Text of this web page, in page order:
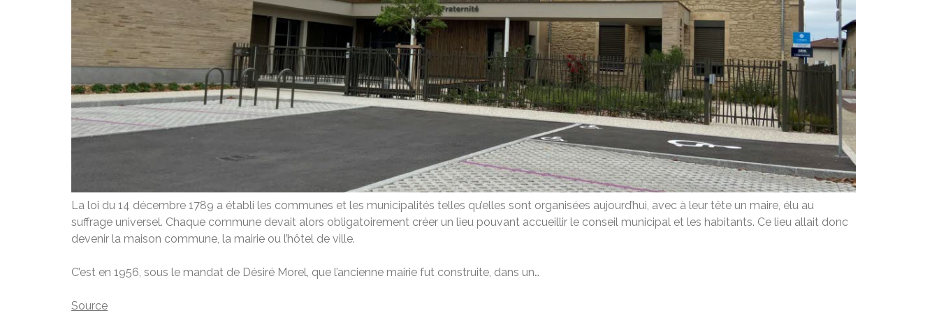
La loi du 14 décembre 1789 a établi les communes et les municipalités telles qu’elles sont organisées aujourd’hui, avec à leur tête un maire, élu au
suffrage universel. Chaque commune devait alors obligatoirement créer un lieu pouvant accueillir le conseil municipal et les habitants. Ce lieu allait donc
devenir la maison commune, la mairie ou l’hôtel de ville.
C’est en 1956, sous le mandat de Désiré Morel, que l’ancienne mairie fut construite, dans un…
Source